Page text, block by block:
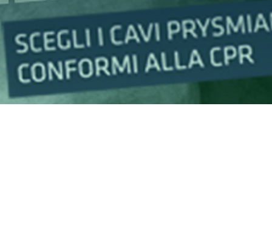
Certificazioni
Cerca la DoP
Cable App
GLOBAL SITE PRYSMIAN CLUB